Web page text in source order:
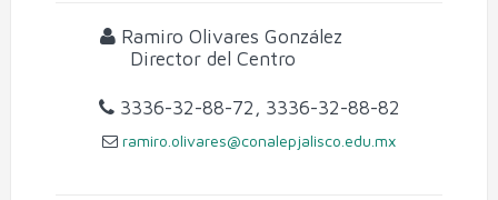
Ramiro Olivares González
Director del Centro
3336-32-88-72, 3336-32-88-82
ramiro.olivares@conalepjalisco.edu.mx